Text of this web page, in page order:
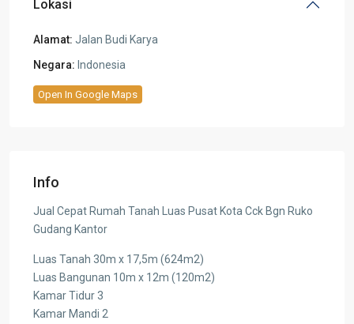
Lokasi
Alamat: Jalan Budi Karya
Negara: Indonesia
Open In Google Maps
Info
Jual Cepat Rumah Tanah Luas Pusat Kota Cck Bgn Ruko
Gudang Kantor
Luas Tanah 30m x 17,5m (624m2)
Luas Bangunan 10m x 12m (120m2)
Kamar Tidur 3
Kamar Mandi 2